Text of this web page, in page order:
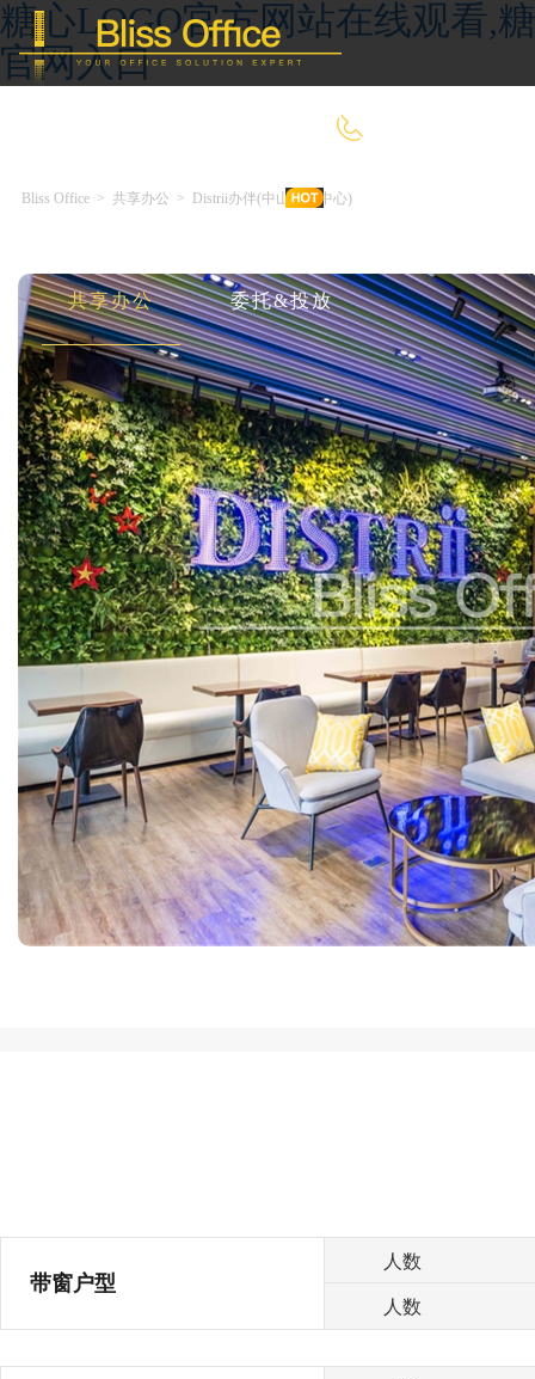
糖心LOGO官方网站在线观看,
官网入口
共享办公 委托&投放
Bliss Office > 共享办公 > Distrii办伴(中山万博中心)
带窗户型
人数
人数